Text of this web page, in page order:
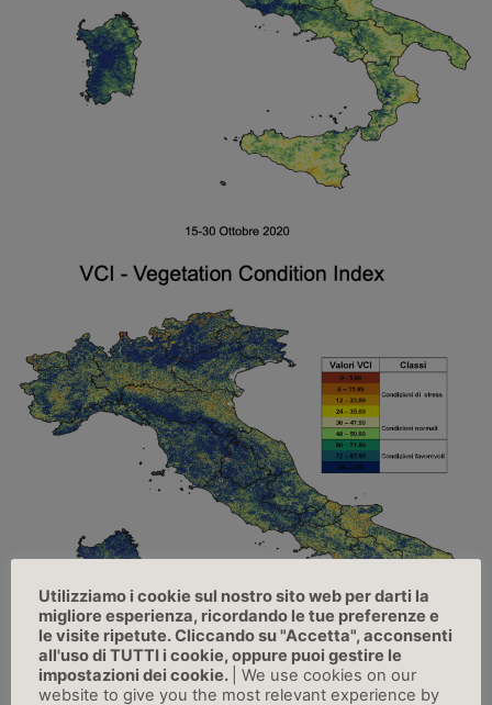
Utilizziamo i cookie sul nostro sito web per darti la
migliore esperienza, ricordando le tue preferenze e
le visite ripetute. Cliccando su "Accetta", acconsenti
all'uso di TUTTI i cookie, oppure puoi gestire le
impostazioni dei cookie.
| We use cookies on our
website to give you the most relevant experience by